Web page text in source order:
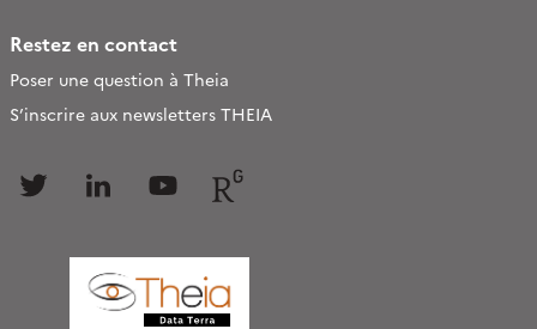
Restez en contact
Poser une question à Theia
S’inscrire aux newsletters THEIA
Follow Follow